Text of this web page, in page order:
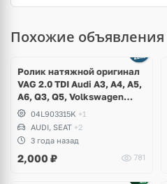
Похожие объявления
Ролик натяжной оригинал
VAG 2.0 TDI Audi A3, A4, A5,
A6, Q3, Q5, Volkswagen
Arteon, Tiguan, Golf 7,
Passat B8, Skoda Kodiaq,
Octavia A7, Yeti, Seat Leon,
Ateca
04L903315K +1
AUDI, SEAT +2
3 года назад
2,000 ₽ 781